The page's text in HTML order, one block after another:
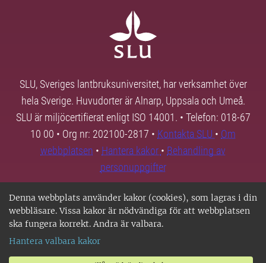
Denna webbplats använder kakor (cookies), som lagras i din
webbläsare. Vissa kakor är nödvändiga för att webbplatsen
ska fungera korrekt. Andra är valbara.
Hantera valbara kakor
SLU, Sveriges lantbruksuniversitet, har verksamhet över
hela Sverige. Huvudorter är Alnarp, Uppsala och Umeå.
SLU är miljöcertifierat enligt ISO 14001. • Telefon: 018-67
10 00 • Org nr: 202100-2817 • Kontakta SLU • Om
webbplatsen • Hantera kakor • Behandling av
personuppgifter